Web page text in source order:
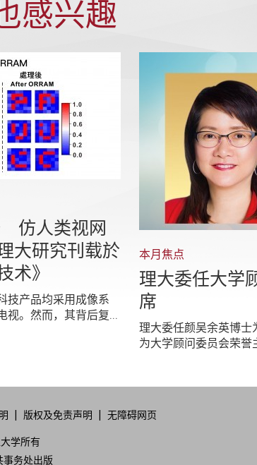
感兴趣
仿人类视网
大研究刊载於
术》
技产品均采用成像系
视。然而，其背后复...
本月焦点
理大委任大学
席
理大委任颜吴余英博士
为大学顾问委员会荣誉
版权及免责声明 无障碍网页
学所有
事务处出版